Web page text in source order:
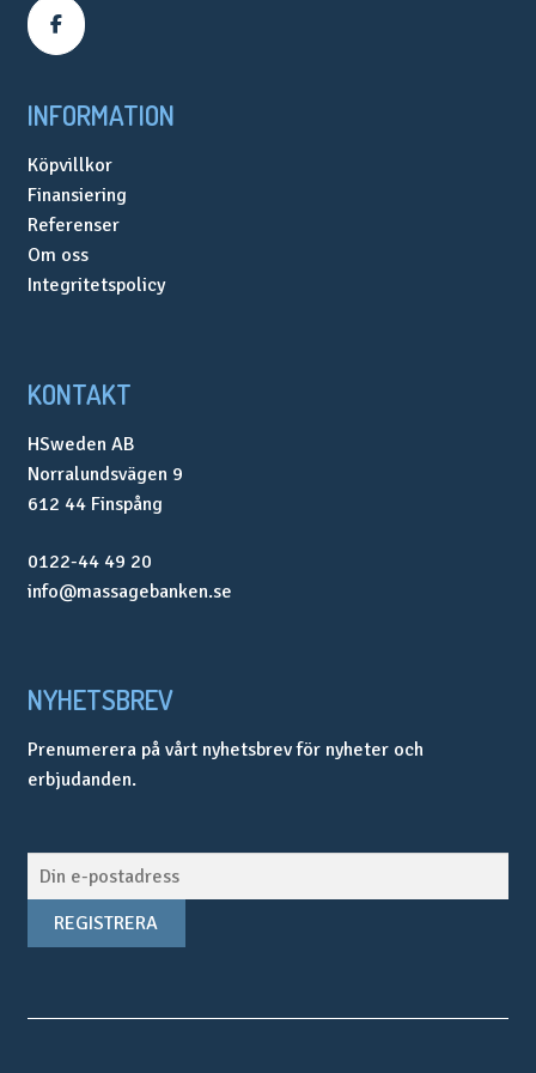
INFORMATION
Köpvillkor
Finansiering
Referenser
Om oss
Integritetspolicy
KONTAKT
HSweden AB
Norralundsvägen 9
612 44 Finspång
0122-44 49 20
info@massagebanken.se
NYHETSBREV
Prenumerera på vårt nyhetsbrev för nyheter och
erbjudanden.